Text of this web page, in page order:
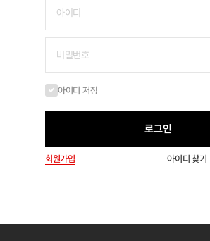
아이디 저장
로그인
회원가입 아이디 찾기